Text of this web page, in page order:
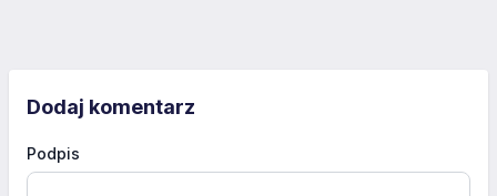
Dodaj komentarz
Podpis